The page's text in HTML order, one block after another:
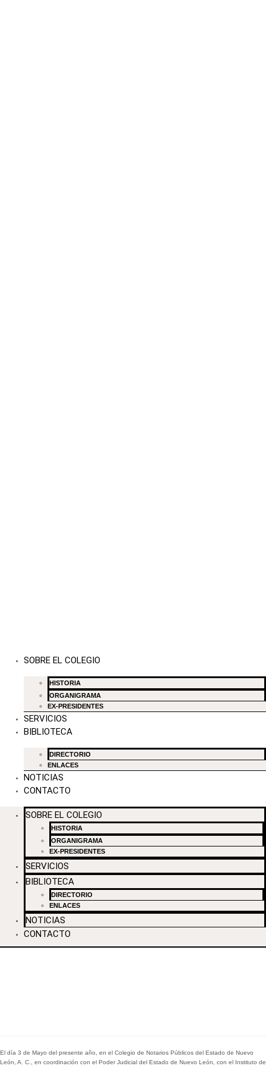
SOBRE EL COLEGIO
HISTORIA
ORGANIGRAMA
EX-PRESIDENTES
SERVICIOS
BIBLIOTECA
DIRECTORIO
ENLACES
NOTICIAS
CONTACTO
SOBRE EL COLEGIO
HISTORIA
ORGANIGRAMA
EX-PRESIDENTES
SERVICIOS
BIBLIOTECA
DIRECTORIO
ENLACES
NOTICIAS
CONTACTO
El día 3 de Mayo del presente año, en el Colegio de Notarios Públicos del Estado de Nuevo
León, A. C., en coordinación con el Poder Judicial del Estado de Nuevo León, con el Instituto de